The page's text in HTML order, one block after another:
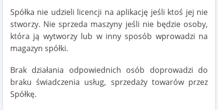
Spółka nie udzieli licencji na aplikację jeśli ktoś jej nie
stworzy. Nie sprzeda maszyny jeśli nie będzie osoby,
która ją wytworzy lub w inny sposób wprowadzi na
magazyn spółki.
Brak działania odpowiednich osób doprowadzi do
braku świadczenia usług, sprzedaży towarów przez
Spółkę.